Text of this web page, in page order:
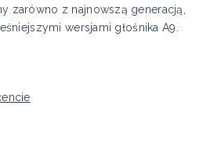
zarówno z najnowszą generacją,
wersjami głośnika A9.